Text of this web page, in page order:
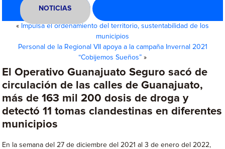
NOTICIAS
« Impulsa el ordenamiento del territorio, sustentabilidad de los
municipios
Personal de la Regional VII apoya a la campaña Invernal 2021
“Cobijemos Sueños” »
El Operativo Guanajuato Seguro sacó de
circulación de las calles de Guanajuato,
más de 163 mil 200 dosis de droga y
detectó 11 tomas clandestinas en diferentes
municipios
En la semana del 27 de diciembre del 2021 al 3 de enero del 2022,